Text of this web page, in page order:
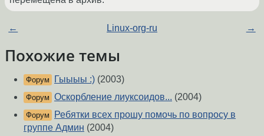
← Linux-org-ru →
Похожие темы
Форум Гыыыы :) (2003)
Форум Оскорбление лиуксоидов... (2004)
Форум
Ребятки всех прошу помочь по вопросу в
группе Админ (2004)